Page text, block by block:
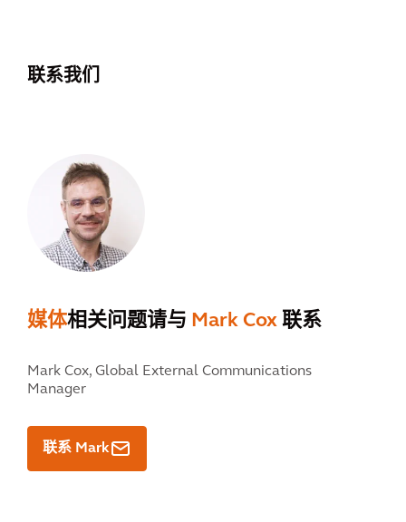
联系我们
媒体相关问题请与 Mark Cox 联系
Mark Cox, Global External Communications
Manager
联系 Mark